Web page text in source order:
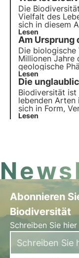
sich 3Bee mit
Artenvielfalt
Die
Vielfalt des
sich in diesem
Facetten mit
Sie, warum sie
Lesen
Am
Die
Millionen Jahre
geologische
tektonische
wie die inneren
Entwicklung
Lesen
Die
Biodiversität ist
lebenden Arten
sich in Form,
Fortpflanzung
Lesen
Abonnieren
Biodiversität
Schreiben Sie